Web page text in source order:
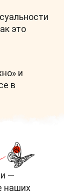
это
и
в
—
наших